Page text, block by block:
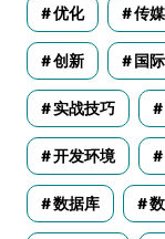
优化 传媒
创新 国
实战技巧
开发环境
数据库